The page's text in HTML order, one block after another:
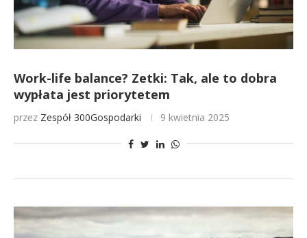
Work-life balance? Zetki: Tak, ale to dobra
wypłata jest priorytetem
przez Zespół 300Gospodarki 9 kwietnia 2025